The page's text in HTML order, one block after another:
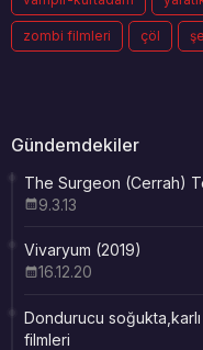
zombi filmleri çöl
Gündemdekiler
The Surgeon (Cerrah)
9.3.13
Vivaryum (2019)
16.12.20
Dondurucu
filmleri